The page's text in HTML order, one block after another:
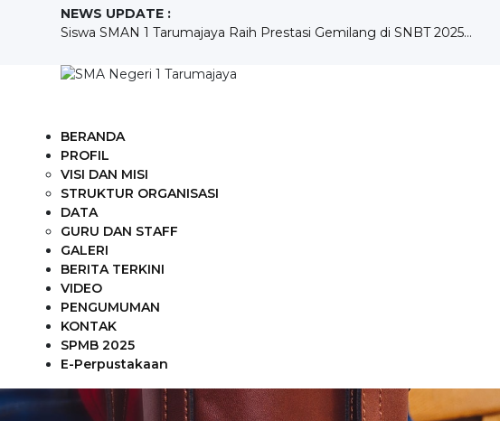
NEWS UPDATE :
Siswa SMAN 1 Tarumajaya Raih Prestasi Gemilang di SNBT 2025...
Peringatan Hari Kebangkitan Nasional 2023 Di SMAN 1 Tarumaja...
Pemuda sadar hukum, SMAN 1 Tarumajaya Siap berpartisipasi da...
IHT Asesmen dan Pelaporan Pada Implementasi Kurikulum Merdek...
Cintai Bahasa Indonesia, Lestarikan Bahasa Daerah Kuasai Bah...
SMAN 1 Tarumajaya Gelar Kerja Bakti Peringati Hari Lingkunga...
BERANDA
PROFIL
VISI DAN MISI
STRUKTUR ORGANISASI
DATA
GURU DAN STAFF
GALERI
BERITA TERKINI
VIDEO
PENGUMUMAN
KONTAK
SPMB 2025
E-Perpustakaan